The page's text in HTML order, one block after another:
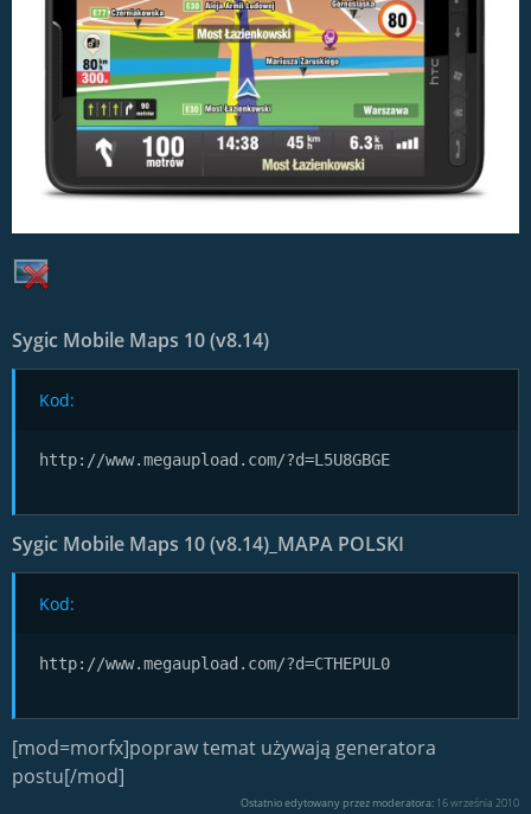
Sygic Mobile Maps 10 (v8.14)
Kod:
http://www.megaupload.com/?d=L5U8GBGE
Sygic Mobile Maps 10 (v8.14)_MAPA POLSKI
Kod:
http://www.megaupload.com/?d=CTHEPUL0
[mod=morfx]popraw temat używają generatora
postu[/mod]
Ostatnio edytowany przez moderatora: 16 września 2010